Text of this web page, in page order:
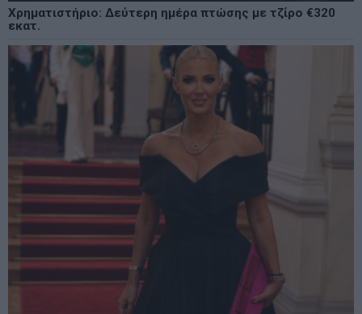
Χρηματιστήριο: Δεύτερη ημέρα πτώσης με τζίρο €320
εκατ.